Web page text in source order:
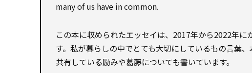
many of us have in common.
この本に収められたエッセイは、2017年から2022年
す。私が暮らしの中でとても大切にしているもの――言葉、
共有している励みや葛藤についても書いています。